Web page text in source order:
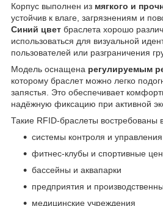
Корпус выполнен из мягкого и
устойчив к влаге, загрязнениям и
Синий цвет браслета хорошо
использоваться для визуальной
пользователей или разграничения
Модель оснащена регулируемым
которому браслет можно легко
запястья. Это обеспечивает
надёжную фиксацию при активной
Такие RFID-браслеты востребованы
системы контроля и
фитнес-клубы и спортивные
бассейны и аквапарки
предприятия и
медицинские учреждения